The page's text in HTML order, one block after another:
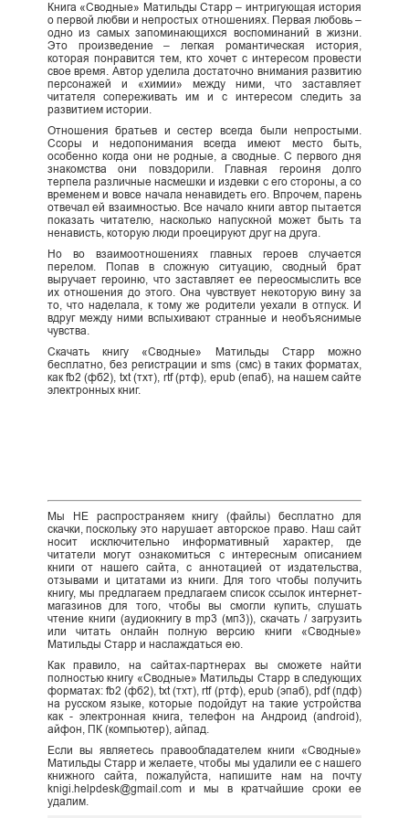
Книга «Сводные» Матильды Старр – интригующая история
о первой любви и непростых отношениях. Первая любовь –
одно из самых запоминающихся воспоминаний в жизни.
Это произведение – легкая романтическая история,
которая понравится тем, кто хочет с интересом провести
свое время. Автор уделила достаточно внимания развитию
персонажей и «химии» между ними, что заставляет
читателя сопереживать им и с интересом следить за
развитием истории.
Отношения братьев и сестер всегда были непростыми.
Ссоры и недопонимания всегда имеют место быть,
особенно когда они не родные, а сводные. С первого дня
знакомства они повздорили. Главная героиня долго
терпела различные насмешки и издевки с его стороны, а со
временем и вовсе начала ненавидеть его. Впрочем, парень
отвечал ей взаимностью. Все начало книги автор пытается
показать читателю, насколько напускной может быть та
ненависть, которую люди проецируют друг на друга.
Но во взаимоотношениях главных героев случается
перелом. Попав в сложную ситуацию, сводный брат
выручает героиню, что заставляет ее переосмыслить все
их отношения до этого. Она чувствует некоторую вину за
то, что наделала, к тому же родители уехали в отпуск. И
вдруг между ними вспыхивают странные и необъяснимые
чувства.
Скачать книгу «Сводные» Матильды Старр можно
бесплатно, без регистрации и sms (смс) в таких форматах,
как fb2 (фб2), txt (тхт), rtf (ртф), epub (епаб), на нашем сайте
электронных книг.
Мы НЕ распространяем книгу (файлы) бесплатно для
скачки, поскольку это нарушает авторское право. Наш сайт
носит исключительно информативный характер, где
читатели могут ознакомиться с интересным описанием
книги от нашего сайта, с аннотацией от издательства,
отзывами и цитатами из книги. Для того чтобы получить
книгу, мы предлагаем предлагаем список ссылок интернет-
магазинов для того, чтобы вы смогли купить, слушать
чтение книги (аудиокнигу в mp3 (мп3)), скачать / загрузить
или читать онлайн полную версию книги «Сводные»
Матильды Старр и наслаждаться ею.
Как правило, на сайтах-партнерах вы сможете найти
полностью книгу «Сводные» Матильды Старр в следующих
форматах: fb2 (фб2), txt (тхт), rtf (ртф), epub (эпаб), pdf (пдф)
на русском языке, которые подойдут на такие устройства
как - электронная книга, телефон на Андроид (android),
айфон, ПК (компьютер), айпад.
Если вы являетесь правообладателем книги «Сводные»
Матильды Старр и желаете, чтобы мы удалили ее с нашего
книжного сайта, пожалуйста, напишите нам на почту
knigi.helpdesk@gmail.com и мы в кратчайшие сроки ее
удалим.